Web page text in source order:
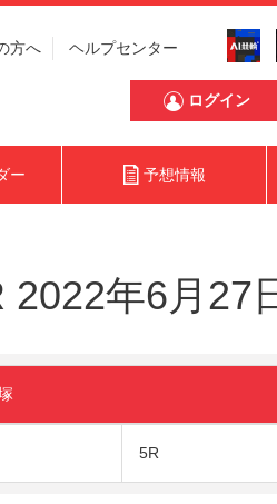
方へ ヘルプセンター
ログイン
ー 予想情報
年6月27
5R